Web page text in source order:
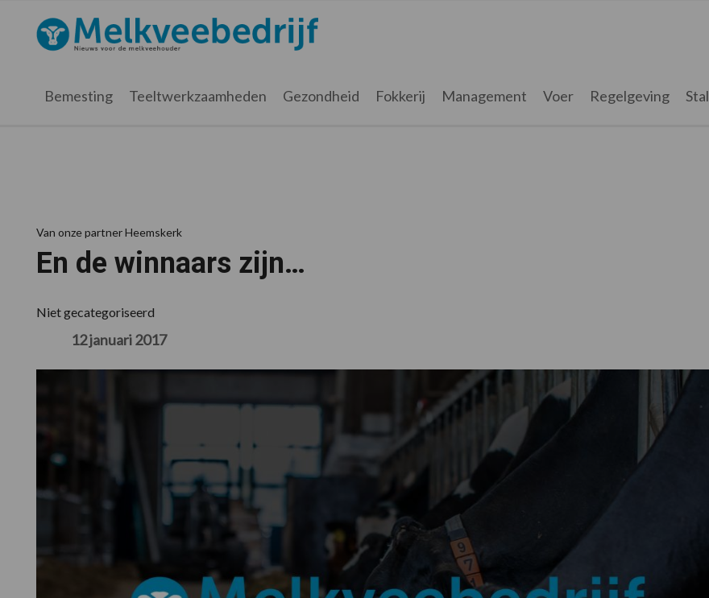
hoofdnavigatie
hoofd
eerste
voettekst
Melkveebedrijf.nl
Bemesting Teeltwerkzaamheden Gezondheid Fokkerij Management Voer Regelgeving Stal
Van onze partner Heemskerk
En de winnaars zijn…
Niet gecategoriseerd
12 januari 2017